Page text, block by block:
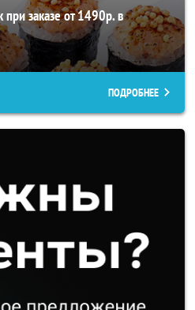
заказе от 1490р. в
ПОДРОБНЕЕ